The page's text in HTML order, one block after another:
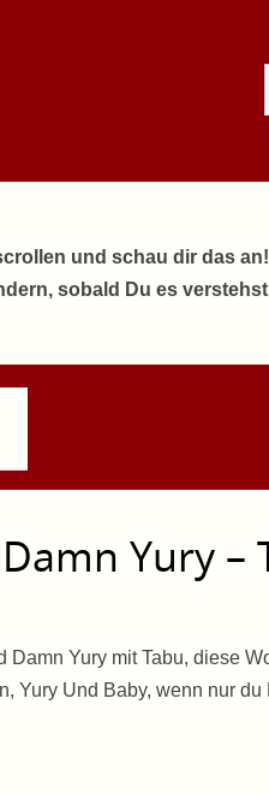
und schau dir das an!
sobald Du es
Yury –
Damn Yury mit Tabu, diese
Yury Und Baby, wenn nur